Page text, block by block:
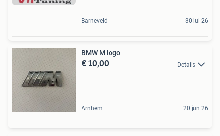
Barneveld 30 jul 26
BMW M logo
€ 10,00 Details
Arnhem 20 jun 26